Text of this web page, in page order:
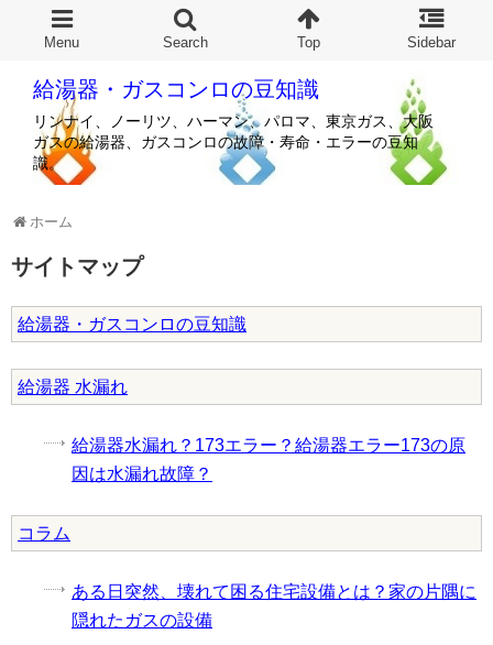
給湯器・ガスコンロの豆知識
リンナイ、ノーリツ、ハーマン、パロマ、東京ガス、大阪
ガスの給湯器、ガスコンロの故障・寿命・エラーの豆知
識。
ホーム
サイトマップ
給湯器・ガスコンロの豆知識
給湯器 水漏れ
給湯器水漏れ？173エラー？給湯器エラー173の原
因は水漏れ故障？
コラム
ある日突然、壊れて困る住宅設備とは？家の片隅に
隠れたガスの設備